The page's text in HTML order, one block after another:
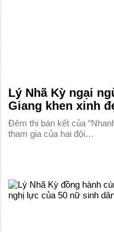
Lý Nhã Kỳ ngại
Giang khen xinh
Đêm thi bán kết của
tham gia của hai đội…